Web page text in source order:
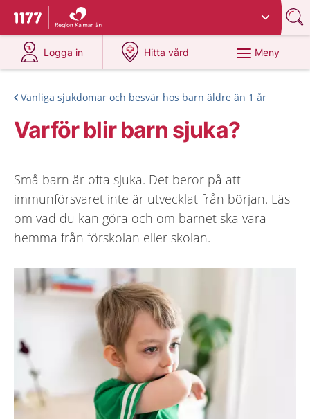
Till startsidan för 1177
Du har valt region
Logga in
på 1177.se
Hitta vård
på 1177.se
Meny
Vanliga sjukdomar och besvär hos barn äldre än 1 år
Varför blir barn sjuka?
Små barn är ofta sjuka. Det beror på att
immunförsvaret inte är utvecklat från början. Läs
om vad du kan göra och om barnet ska vara
hemma från förskolan eller skolan.